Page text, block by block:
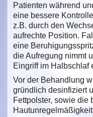
Patienten während
eine bessere
z.B. durch den
aufrechte Position.
eine
die Aufregung nimmt
Eingriff im Halbschlaf
Vor der Behandlung
gründlich desinfiziert
Fettpolster, sowie die